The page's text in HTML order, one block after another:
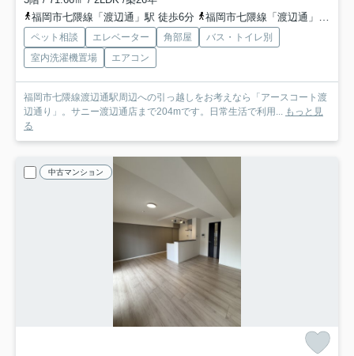
福岡市七隈線「渡辺通」駅 徒歩6分
福岡市七隈線「渡辺通」駅 徒歩6分
ペット相談 エレベーター 角部屋
バス・トイレ別
室内洗濯機置場
エアコン
福岡市七隈線渡辺通駅周辺への引っ越しをお考えなら「アースコート渡
辺通り」。サニー渡辺通店まで204mです。日常生活で利用... もっと見
る
中古マンション